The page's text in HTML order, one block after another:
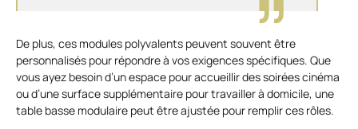
De plus, ces modules polyvalents peuvent souvent être
personnalisés pour répondre à vos exigences spécifiques. Que
vous ayez besoin d’un espace pour accueillir des soirées cinéma
ou d’une surface supplémentaire pour travailler à domicile, une
table basse modulaire peut être ajustée pour remplir ces rôles.